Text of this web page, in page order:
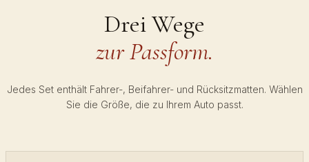
Drei Wege
zur Passform.
Jedes Set enthält Fahrer-, Beifahrer- und Rücksitzmatten. Wählen
Sie die Größe, die zu Ihrem Auto passt.